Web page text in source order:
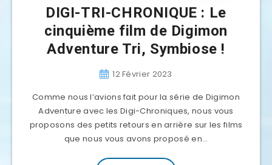
DIGI-TRI-CHRONIQUE : Le
cinquième film de Digimon
Adventure Tri, Symbiose !
12 Février 2023
Comme nous l’avions fait pour la série de Digimon
Adventure avec les Digi-Chroniques, nous vous
proposons des petits retours en arrière sur les films
que nous vous avons proposé en…